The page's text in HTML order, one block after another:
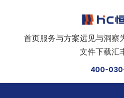
首页服务与方案远见与洞察
文件下载汇
400-